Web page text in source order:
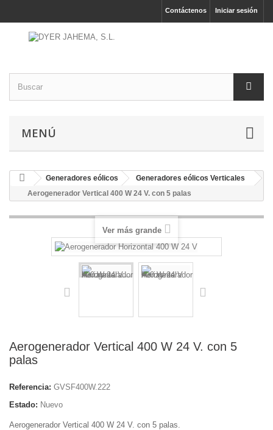
Iniciar sesión
Contáctenos
MENÚ
Generadores eólicos
Generadores eólicos Verticales
Aerogenerador Vertical 400 W 24 V. con 5 palas
Ver más grande
Aerogenerador Vertical 400 W 24 V. con 5
palas
Referencia: GVSF400W.222
Estado: Nuevo
Aerogenerador Vertical 400 W 24 V. con 5 palas.